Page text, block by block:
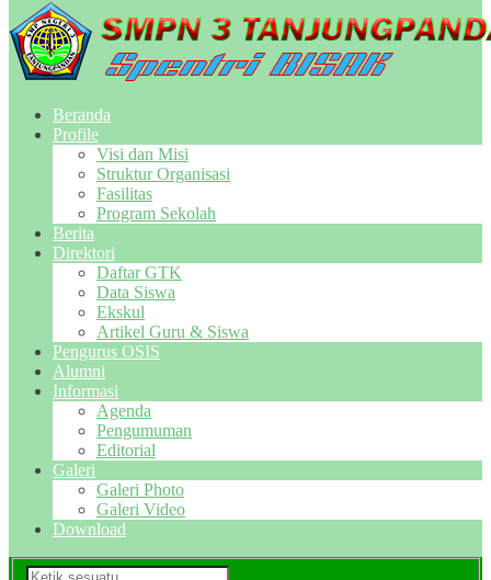
Beranda
Profile
Visi dan Misi
Struktur Organisasi
Fasilitas
Program Sekolah
Berita
Direktori
Daftar GTK
Data Siswa
Ekskul
Artikel Guru & Siswa
Pengurus OSIS
Alumni
Informasi
Agenda
Pengumuman
Editorial
Galeri
Galeri Photo
Galeri Video
Download